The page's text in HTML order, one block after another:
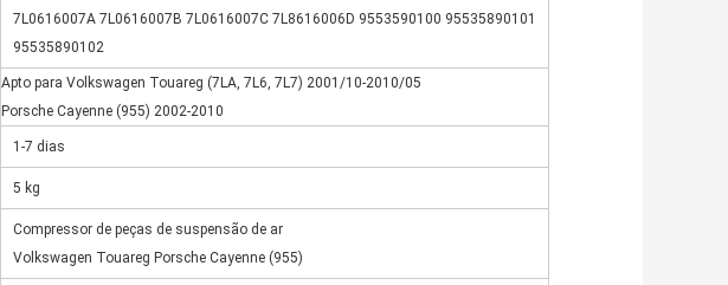
7L0616007A 7L0616007B 7L0616007C 7L8616006D 9553590100 95535890101
95535890102
Apto para Volkswagen Touareg (7LA, 7L6, 7L7) 2001/10-2010/05
Porsche Cayenne (955) 2002-2010
1-7 dias
5 kg
Compressor de peças de suspensão de ar
Volkswagen Touareg Porsche Cayenne (955)